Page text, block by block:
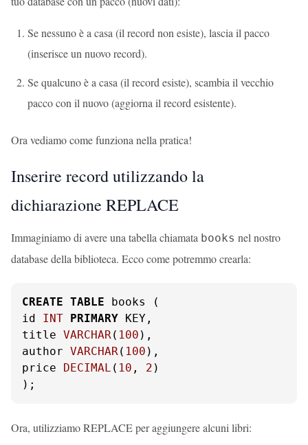
Se nessuno è a casa (il record non esiste), lascia il pacco
(inserisce un nuovo record).
Se qualcuno è a casa (il record esiste), scambia il vecchio
pacco con il nuovo (aggiorna il record esistente).
Ora vediamo come funziona nella pratica!
Inserire record utilizzando la
dichiarazione REPLACE
Immaginiamo di avere una tabella chiamata books nel nostro
database della biblioteca. Ecco come potremmo crearla:
CREATE TABLE books (
id INT PRIMARY KEY,
title VARCHAR( 100 ),
author VARCHAR( 100 ),
price DECIMAL ( 10 , 2 )
);
Ora, utilizziamo REPLACE per aggiungere alcuni libri: